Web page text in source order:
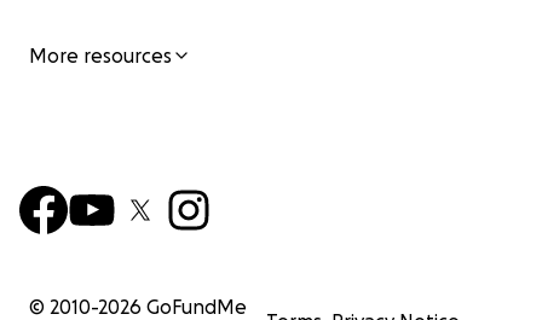
More resources
© 2010-2026 GoFundMe